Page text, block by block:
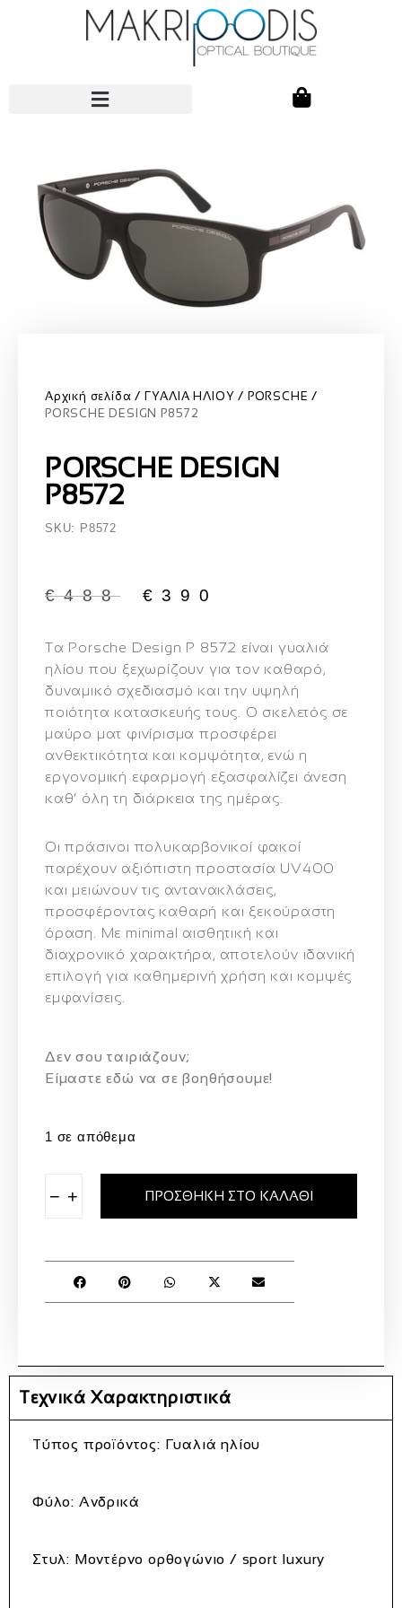
Αρχική σελίδα ΓΥΑΛΙΑ ΗΛΙΟΥ
PORSCHE
PORSCHE DESIGN P8572
PORSCHE DESIGN
P8572
SKU: P8572
€488 € 390
Τα Porsche Design P 8572 είναι γυαλιά
ηλίου που ξεχωρίζουν για τον καθαρό,
δυναμικό σχεδιασμό και την υψηλή
ποιότητα κατασκευής τους. Ο σκελετός σε
μαύρο ματ φινίρισμα προσφέρει
ανθεκτικότητα και κομψότητα, ενώ η
εργονομική εφαρμογή εξασφαλίζει άνεση
καθ’ όλη τη διάρκεια της ημέρας.
Οι πράσινοι πολυκαρβονικοί φακοί
παρέχουν αξιόπιστη προστασία UV400
και μειώνουν τις αντανακλάσεις,
προσφέροντας καθαρή και ξεκούραστη
όραση. Με minimal αισθητική και
διαχρονικό χαρακτήρα, αποτελούν ιδανική
επιλογή για καθημερινή χρήση και κομψές
εμφανίσεις.
Δεν σου ταιριάζουν;
Eίμαστε εδώ να σε βοηθήσουμε!
1 σε απόθεμα
− + ΠΡΟΣΘΉΚΗ ΣΤΟ ΚΑΛΆΘΙ
Τεχνικά Χαρακτηριστικά
Τύπος προϊόντος: Γυαλιά ηλίου
Φύλο: Ανδρικά
Στυλ: Μοντέρνο ορθογώνιο / sport luxury